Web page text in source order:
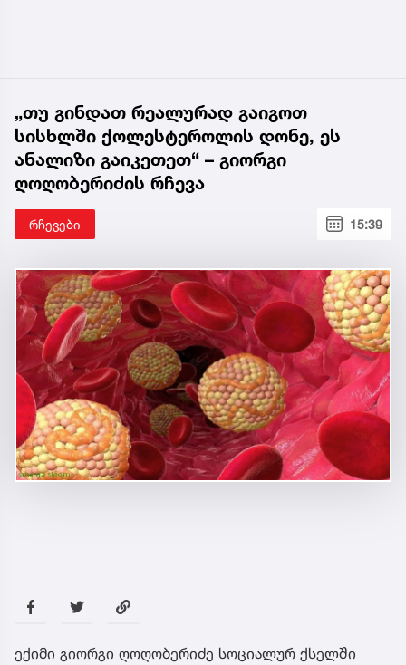
„თუ გინდათ რეალურად გაიგოთ
სისხლში ქოლესტეროლის დონე, ეს
ანალიზი გაიკეთეთ“ – გიორგი
ღოღობერიძის რჩევა
რჩევები 15:39
ექიმი გიორგი ღოღობერიძე სოციალურ ქსელში